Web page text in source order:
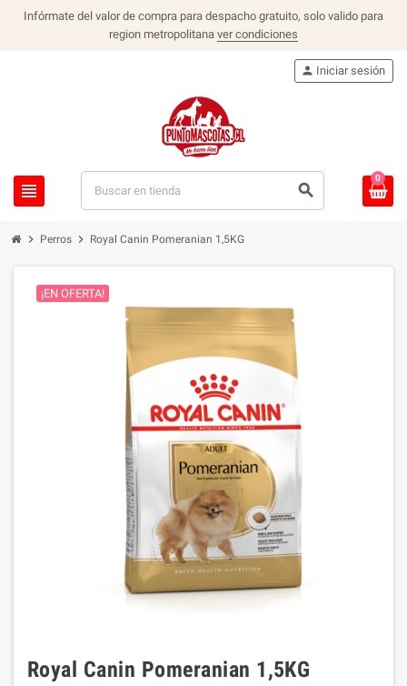
Infórmate del valor de compra para despacho gratuito, solo valido para
region metropolitana ver condiciones
view_headline search
person Iniciar sesión
0
chevron_right Perros chevron_right Royal Canin Pomeranian 1,5KG
¡EN OFERTA!
Royal Canin Pomeranian 1,5KG